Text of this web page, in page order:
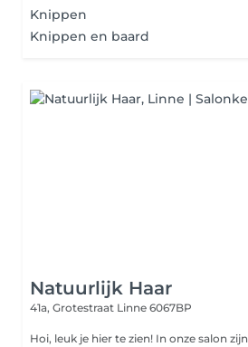
Knippen
Knippen en baard
Natuurlijk Haar
41a, Grotestraat Linne 6067BP
Hoi, leuk je hier te zien! In onze salon zijn we gericht op